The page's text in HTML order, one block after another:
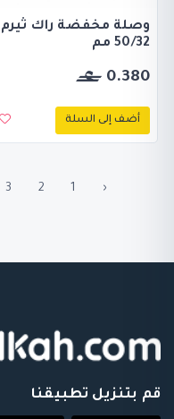
وصلة مخفضة راك ثيرم
50/32 مم
0.380
أضف إلى السلة
‹
1
2
3
قم بتنزيل تطبيقنا